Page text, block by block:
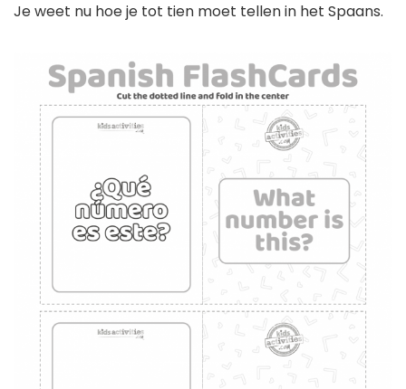
Je weet nu hoe je tot tien moet tellen in het Spaans.